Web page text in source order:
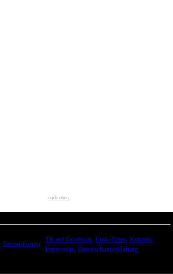
nach oben
Tattoo-Forum
TB auf Facebook Link-Tipps Kontakt
Impressum Datenschutzerklärung